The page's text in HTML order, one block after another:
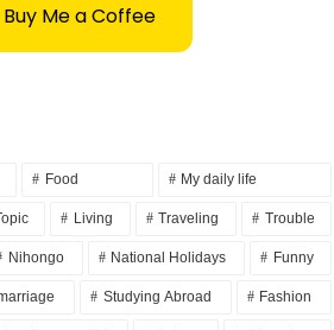
Buy Me a Coffee
Food My daily life
Living Traveling Trouble
Nihongo National Holidays Funny
Studying Abroad Fashion